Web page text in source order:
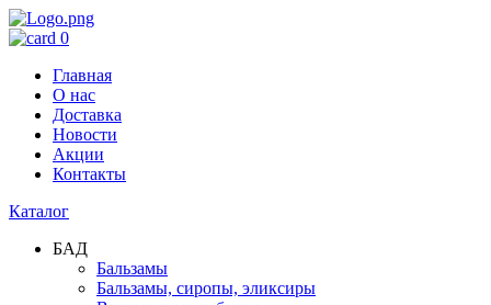
0
Главная
О нас
Доставка
Новости
Акции
Контакты
Каталог
БАД
Бальзамы
Бальзамы, сиропы, эликсиры